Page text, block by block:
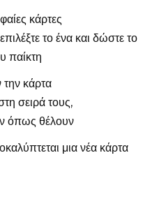
κάρτες
το ένα και δώστε το
παίκτη
την κάρτα
σειρά τους,
όπως θέλουν
μια νέα κάρτα